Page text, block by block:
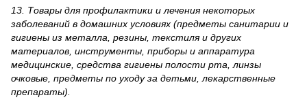
13. Товары для профилактики и лечения некоторых
заболеваний в домашних условиях (предметы санитарии и
гигиены из металла, резины, текстиля и других
материалов, инструменты, приборы и аппаратура
медицинские, средства гигиены полости рта, линзы
очковые, предметы по уходу за детьми, лекарственные
препараты).